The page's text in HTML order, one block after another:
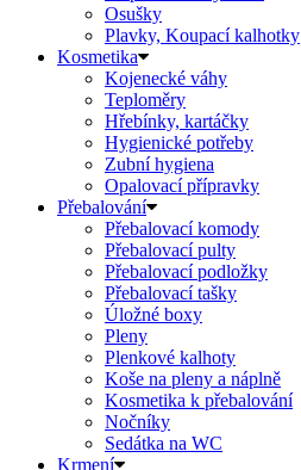
Osušky
Plavky, Koupací kalhotky
Kosmetika
Kojenecké váhy
Teploměry
Hřebínky, kartáčky
Hygienické potřeby
Zubní hygiena
Opalovací přípravky
Přebalování
Přebalovací komody
Přebalovací pulty
Přebalovací podložky
Přebalovací tašky
Úložné boxy
Pleny
Plenkové kalhoty
Koše na pleny a náplně
Kosmetika k přebalování
Nočníky
Sedátka na WC
Krmení